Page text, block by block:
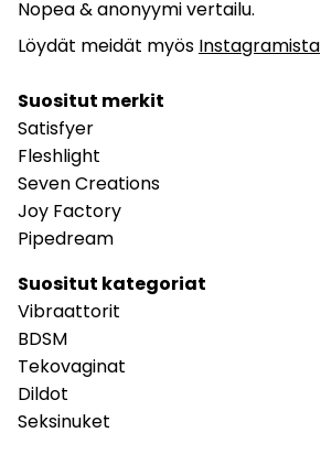
Nopea & anonyymi vertailu.
Löydät meidät myös Instagramista
Suositut merkit
Satisfyer
Fleshlight
Seven Creations
Joy Factory
Pipedream
Suositut kategoriat
Vibraattorit
BDSM
Tekovaginat
Dildot
Seksinuket